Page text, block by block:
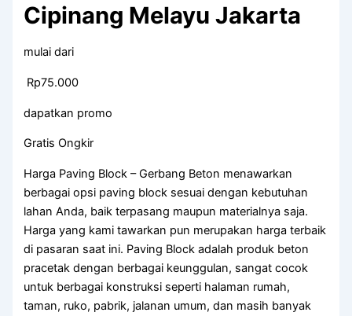
Cipinang Melayu Jakarta
mulai dari
Rp75.000
dapatkan promo
Gratis Ongkir
Harga Paving Block – Gerbang Beton menawarkan
berbagai opsi paving block sesuai dengan kebutuhan
lahan Anda, baik terpasang maupun materialnya saja.
Harga yang kami tawarkan pun merupakan harga terbaik
di pasaran saat ini. Paving Block adalah produk beton
pracetak dengan berbagai keunggulan, sangat cocok
untuk berbagai konstruksi seperti halaman rumah,
taman, ruko, pabrik, jalanan umum, dan masih banyak